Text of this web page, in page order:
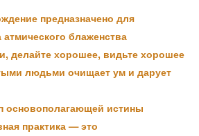
предназначено для
блаженства
делайте хорошее, видьте хорошее
людьми очищает ум и дарует
основополагающей истины
практика — это